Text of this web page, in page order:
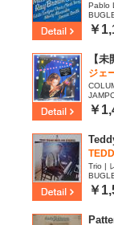
Pablo
￥
【
ジェ
￥
Trio |
￥